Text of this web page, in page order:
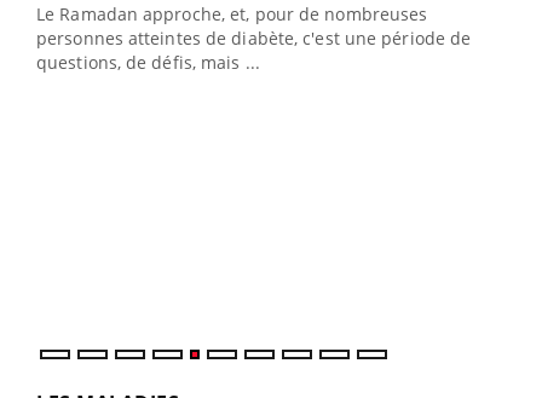
Le Ramadan approche, et, pour de nombreuses
personnes atteintes de diabète, c'est une période de
questions, de défis, mais ...